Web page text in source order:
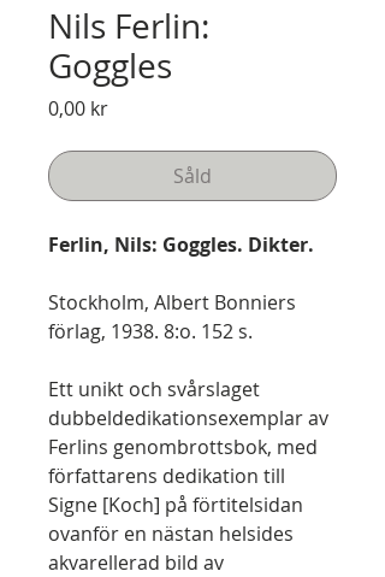
Nils Ferlin:
Goggles
0,00 krPris
Såld
Ferlin, Nils: Goggles. Dikter.
Stockholm, Albert Bonniers
förlag, 1938. 8:o. 152 s.
Ett unikt och svårslaget
dubbeldedikationsexemplar av
Ferlins genombrottsbok, med
författarens dedikation till
Signe [Koch] på förtitelsidan
ovanför en nästan helsides
akvarellerad bild av